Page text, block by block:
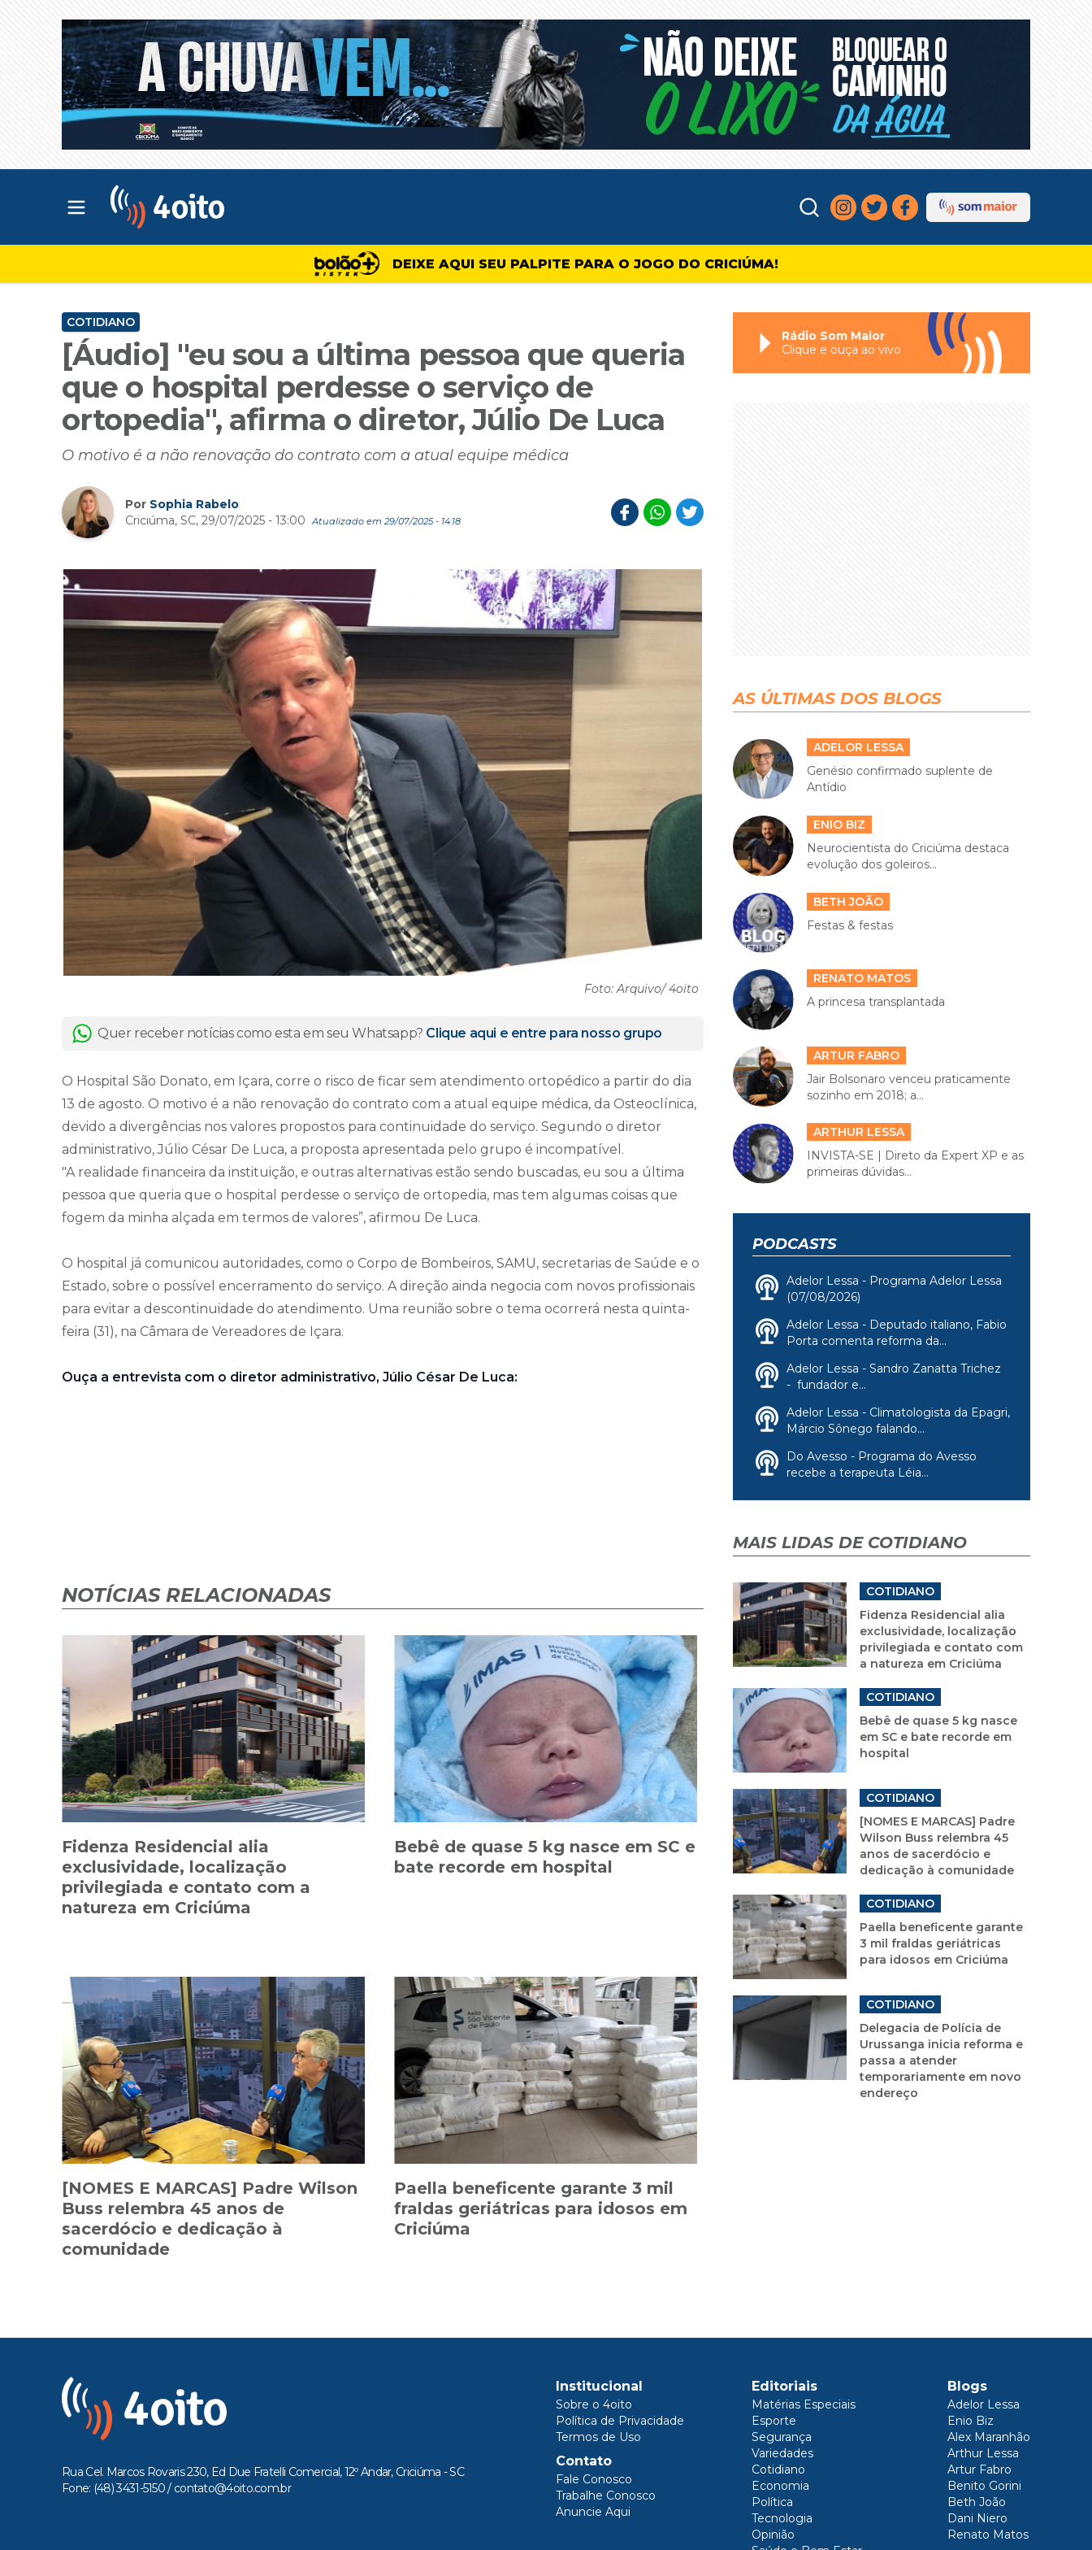
Abrir menu principal
DEIXE AQUI SEU PALPITE PARA O JOGO DO CRICIÚMA!
COTIDIANO
[Áudio] "eu sou a última pessoa que queria
que o hospital perdesse o serviço de
ortopedia", afirma o diretor, Júlio De Luca
O motivo é a não renovação do contrato com a atual equipe médica
Por Sophia Rabelo
Criciúma, SC, 29/07/2025 - 13:00
Atualizado em 29/07/2025 - 14:18
Foto: Arquivo/ 4oito
Quer receber notícias como esta em seu Whatsapp? Clique aqui e entre para nosso grupo
O Hospital São Donato, em Içara, corre o risco de ficar sem atendimento ortopédico a partir do dia
13 de agosto. O motivo é a não renovação do contrato com a atual equipe médica, da Osteoclínica,
devido a divergências nos valores propostos para continuidade do serviço. Segundo o diretor
administrativo, Júlio César De Luca, a proposta apresentada pelo grupo é incompatível.
"A realidade financeira da instituição, e outras alternativas estão sendo buscadas, eu sou a última
pessoa que queria que o hospital perdesse o serviço de ortopedia, mas tem algumas coisas que
fogem da minha alçada em termos de valores”, afirmou De Luca.
O hospital já comunicou autoridades, como o Corpo de Bombeiros, SAMU, secretarias de Saúde e o
Estado, sobre o possível encerramento do serviço. A direção ainda negocia com novos profissionais
para evitar a descontinuidade do atendimento. Uma reunião sobre o tema ocorrerá nesta quinta-
feira (31), na Câmara de Vereadores de Içara.
Ouça a entrevista com o diretor administrativo, Júlio César De Luca:
NOTÍCIAS RELACIONADAS
Fidenza Residencial alia
exclusividade, localização
privilegiada e contato com a
natureza em Criciúma
Bebê de quase 5 kg nasce em SC e
bate recorde em hospital
[NOMES E MARCAS] Padre Wilson
Buss relembra 45 anos de
sacerdócio e dedicação à
comunidade
Paella beneficente garante 3 mil
fraldas geriátricas para idosos em
Criciúma
Rádio Som Maior
Clique e ouça ao vivo
AS ÚLTIMAS DOS BLOGS
ADELOR LESSA
Genésio confirmado suplente de
Antídio
ENIO BIZ
Neurocientista do Criciúma destaca
evolução dos goleiros...
BETH JOÃO
Festas & festas
RENATO MATOS
A princesa transplantada
ARTUR FABRO
Jair Bolsonaro venceu praticamente
sozinho em 2018; a...
ARTHUR LESSA
INVISTA-SE | Direto da Expert XP e as
primeiras dúvidas...
PODCASTS
Adelor Lessa - Programa Adelor Lessa
(07/08/2026)
Adelor Lessa - Deputado italiano, Fabio
Porta comenta reforma da...
Adelor Lessa - Sandro Zanatta Trichez
- fundador e...
Adelor Lessa - Climatologista da Epagri,
Márcio Sônego falando...
Do Avesso - Programa do Avesso
recebe a terapeuta Léia...
MAIS LIDAS DE COTIDIANO
COTIDIANO
Fidenza Residencial alia
exclusividade, localização
privilegiada e contato com
a natureza em Criciúma
COTIDIANO
Bebê de quase 5 kg nasce
em SC e bate recorde em
hospital
COTIDIANO
[NOMES E MARCAS] Padre
Wilson Buss relembra 45
anos de sacerdócio e
dedicação à comunidade
COTIDIANO
Paella beneficente garante
3 mil fraldas geriátricas
para idosos em Criciúma
COTIDIANO
Delegacia de Polícia de
Urussanga inicia reforma e
passa a atender
temporariamente em novo
endereço
Rua Cel. Marcos Rovaris 230, Ed Due Fratelli Comercial, 12º Andar, Criciúma - SC
Fone: (48) 3431-5150 / contato@4oito.com.br
Institucional
Sobre o 4oito
Política de Privacidade
Termos de Uso
Contato
Fale Conosco
Trabalhe Conosco
Anuncie Aqui
Editoriais
Matérias Especiais
Esporte
Segurança
Variedades
Cotidiano
Economia
Política
Tecnologia
Opinião
Blogs
Adelor Lessa
Enio Biz
Alex Maranhão
Arthur Lessa
Artur Fabro
Benito Gorini
Beth João
Dani Niero
Renato Matos